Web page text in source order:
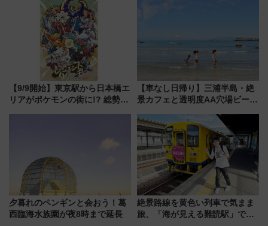
ア「LAKESIDE PARK」（埼玉
県越谷市）
アクセス攻略法、2万発の花火が
【9/9開始】東京駅から日本橋エ
リアがポケモンの街に!? 総勢
【車なし日帰り】三浦半島・絶
景カフェと透明度AA穴場ビーチ
用してストレスフリー旅へ行こ
う！
夕暮れのペンギンと会おう！葛
西臨海水族園が夜8時まで延長
絶景路線を黄色い列車で気まま
旅、「海が見える難読駅」で幸